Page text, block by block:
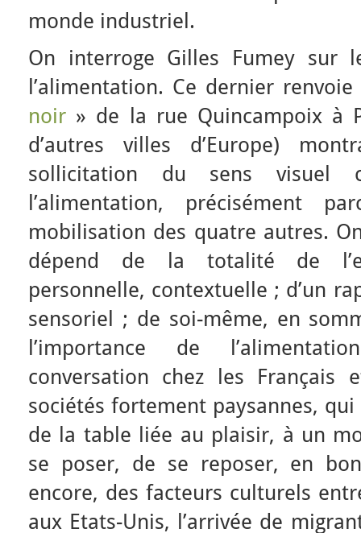
monde industriel.
On interroge Gilles Fumey sur
l’alimentation. Ce dernier
noir » de la rue Quincampoix à
d’autres villes d’Europe)
sollicitation du sens visuel
l’alimentation, précisément
mobilisation des quatre autres.
dépend de la totalité de
personnelle, contextuelle ; d’un
sensoriel ; de soi-même, en
l’importance de
conversation chez les Français
sociétés fortement paysannes,
de la table liée au plaisir, à un
se poser, de se reposer, en
encore, des facteurs culturels
aux Etats-Unis, l’arrivée de